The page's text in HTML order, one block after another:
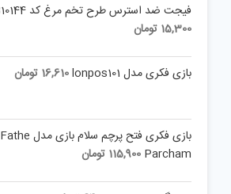
فیجت ضد استرس طرح تخم مرغ کد B10144
15,300 تومان
بازی فکری مدل lonpos101 16,610 تومان
بازی فکری فتح پرچم سلام بازی مدل Fathe
Parcham
115,900 تومان